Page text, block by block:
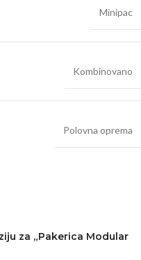
Minipac
Kombinovano
Polovna oprema
za „Pakerica Modular